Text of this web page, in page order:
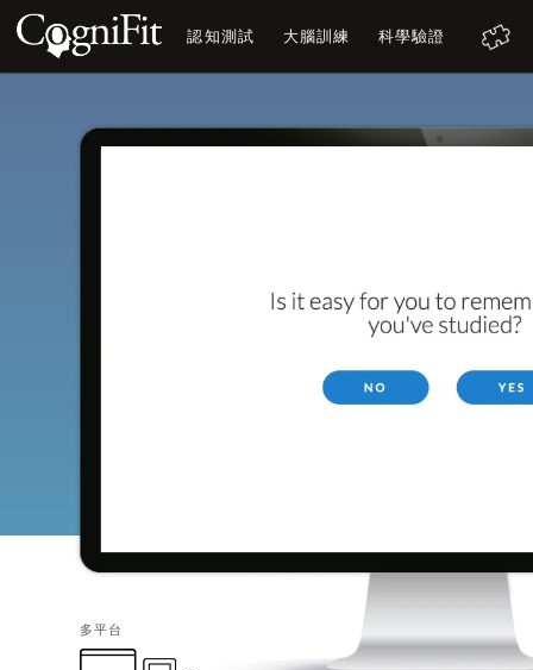
認知測試 大腦訓練 科學驗證
多平台